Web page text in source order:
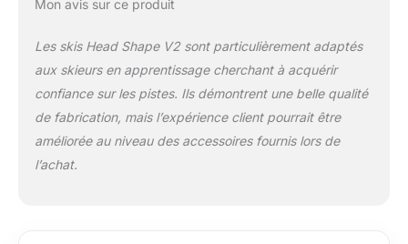
être utilisé qu'avec
des fixations HEAD
ou TYROLIA
spécifiques, qui
doivent être
montées, ajustées et
Mon avis sur ce produit
Les skis Head Shape V2 sont particulièrement adaptés
aux skieurs en apprentissage cherchant à acquérir
confiance sur les pistes. Ils démontrent une belle qualité
de fabrication, mais l’expérience client pourrait être
améliorée au niveau des accessoires fournis lors de
l’achat.